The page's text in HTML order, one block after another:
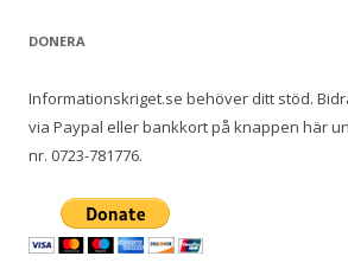
DONERA
Informationskriget.se behöver ditt stöd.
via Paypal eller bankkort på knappen här
nr. 0723-781776.